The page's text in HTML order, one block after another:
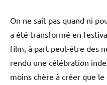
On ne sait pas quand ni
a été transformé en
film, à part peut-être des
rendu une célébration
moins chère à créer que